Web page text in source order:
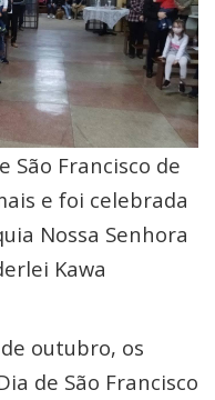
São Francisco de
e foi celebrada
Nossa Senhora
Kawa
outubro, os
de São Francisco